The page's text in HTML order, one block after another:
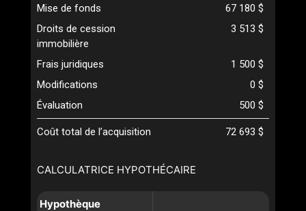
CALCULATRICE HYPOTHÉCAIRE
Hypothèque
Mise de fonds
67 180 $
Droits de cession
immobilière
3 513 $
Frais juridiques
1 500 $
Modifications
0 $
Évaluation
500 $
Coût total de l’acquisition 72 693 $